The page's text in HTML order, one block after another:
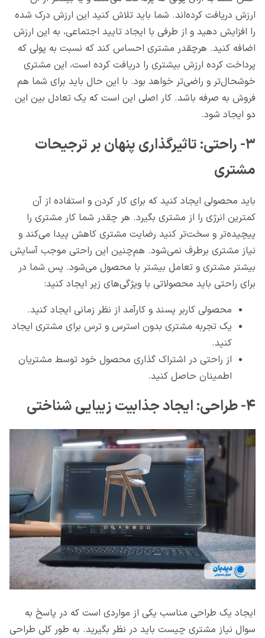
ارزش دریافت کرده‌اند. شما باید تلاش کنید این ارزش درک شده
را افزایش دهید و از طرفی با ایجاد تایید اجتماعی، به این ارزش
اضافه کنید. هرچقدر مشتری احساس کند که نسبت به پولی که
پرداخت کرده ارزش بیشتری را دریافت کرده است، این مشتری
خوشحال‌تر و راضی‌تر خواهد بود. با این حال باید برای شما هم
فروش به صرفه باشد. کار اصلی این است که یک تعادل بین این
دو ایجاد شود.
۳- راحتی: تاثیرگذاری پنهان بر ترجیحات
مشتری
باید محصولی ایجاد کنید که برای کار کردن و استفاده از آن
کمترین انرژی را از مشتری بگیرد. هر چقدر شما کار مشتری را
پیچیده‌تر و سخت‌تر کنید رضایت مشتری کاهش پیدا می‌کند و
نیاز مشتری برطرف نمی‌شود. هم‌چنین این راحتی موجب آسایش
بیشتر مشتری و تعامل بیشتر با محصول می‌شود. پس شما در
برای راحتی باید محصولاتی با ویژگی‌های زیر ایجاد کنید:
محصولی کاربر پسند و کارآمد از نظر زمانی ایجاد کنید.
یک تجربه مشتری بدون استرس و ترس برای مشتری ایجاد
کنید.
از راحتی در اشتراک گذاری محصول خود توسط مشتریان
اطمینان حاصل کنید.
۴- طراحی: ایجاد جذابیت زیبایی شناختی
ایجاد یک طراحی مناسب یکی از مواردی است که در پاسخ به
سوال نیاز مشتری چیست باید در نظر بگیرید. به طور کلی طراحی